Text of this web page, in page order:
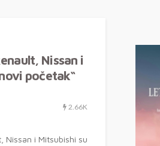
Nissan i
početak“
2.66K
Nissan i Mitsubishi su